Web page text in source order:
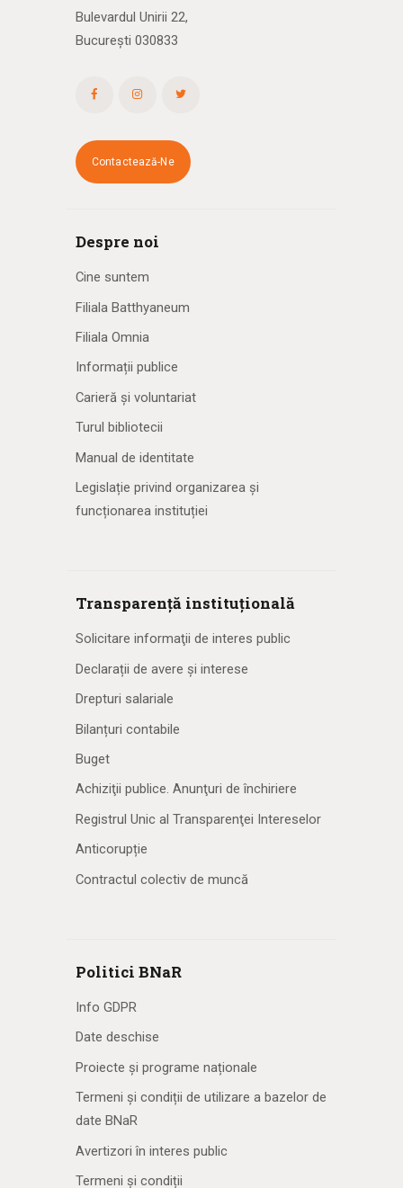
Bulevardul Unirii 22,
București 030833
Contactează-Ne
Despre noi
Cine suntem
Filiala Batthyaneum
Filiala Omnia
Informații publice
Carieră și voluntariat
Turul bibliotecii
Manual de identitate
Legislație privind organizarea și
funcționarea instituției
Transparență instituțională
Solicitare informaţii de interes public
Declarații de avere și interese
Drepturi salariale
Bilanțuri contabile
Buget
Achiziţii publice. Anunţuri de închiriere
Registrul Unic al Transparenţei Intereselor
Anticorupție
Contractul colectiv de muncă
Politici BNaR
Info GDPR
Date deschise
Proiecte și programe naționale
Termeni și condiții de utilizare a bazelor de
date BNaR
Avertizori în interes public
Termeni și condiții